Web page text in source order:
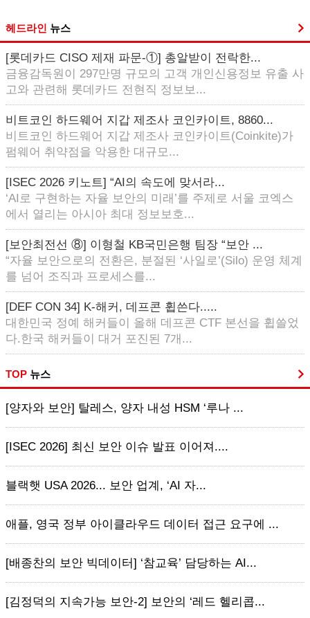
헤드라인 뉴스
[롯데카드 CISO 제재 파문-①] 총알받이 전락한...
금융감독원이 297만명 규모의 고객 개인신용정보 유출 사
고와 관련해 롯데카드 전현직 정보보...
비트코인 하드웨어 지갑 제조사 코인카이트, 8860...
비트코인 하드웨어 지갑 제조사 코인카이트(Coinkite)가
펌웨어 취약점을 악용한 대규모...
[ISEC 2026 키노트] “AI의 속도에 맞서라...
‘AI로 구현하는 자율 보안의 미래’를 주제로 서울 코엑스
에서 열리는 아시아 최대 정보보호...
[보안최전선 ⑧] 이형철 KB국민은행 팀장 “보안 ...
“자율 보안으로의 전환은, 분절된 ‘사일로’(Silo) 운영 체계
를 넘어 조직과 프로세스를...
[DEF CON 34] K-해커, 데프콘 휩쓴다.....
대한민국 정예 해커들이 올해 데프콘 CTF 본선을 휩쓸었
다.한국 해커들이 대거 포진된 7개...
TOP 뉴스
[양자와 보안] 탈레스, 양자 내성 HSM ‘루나 ...
[ISEC 2026] 최신 보안 이슈 발표 이어져....
블랙햇 USA 2026... 보안 업계, ‘AI 자...
애플, 영국 정부 아이클라우드 데이터 접근 요구에 ...
[배종찬의 보안 빅데이터] ‘참교육’ 담당하는 AI...
[김정덕의 지속가능 보안-2] 보안의 ‘레드 헬리콥...